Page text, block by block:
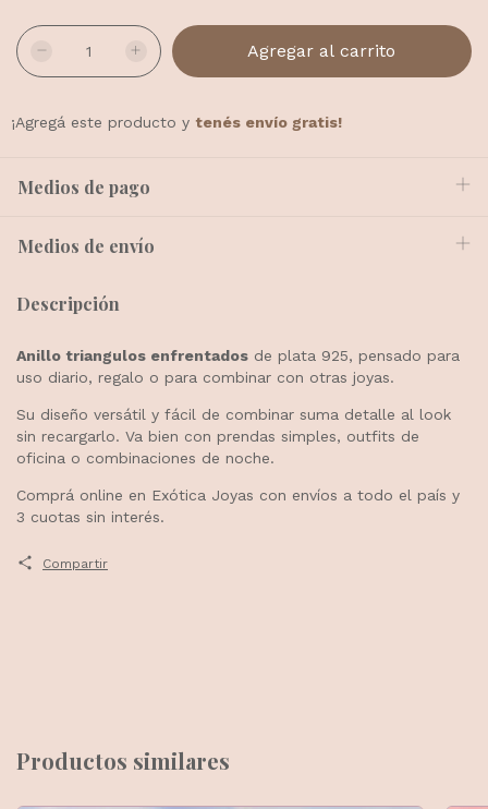
¡Agregá este producto y tenés envío gratis!
Medios de pago
Medios de envío
Descripción
Anillo triangulos enfrentados de plata 925, pensado para
uso diario, regalo o para combinar con otras joyas.
Su diseño versátil y fácil de combinar suma detalle al look
sin recargarlo. Va bien con prendas simples, outfits de
oficina o combinaciones de noche.
Comprá online en Exótica Joyas con envíos a todo el país y
3 cuotas sin interés.
Compartir
Productos similares